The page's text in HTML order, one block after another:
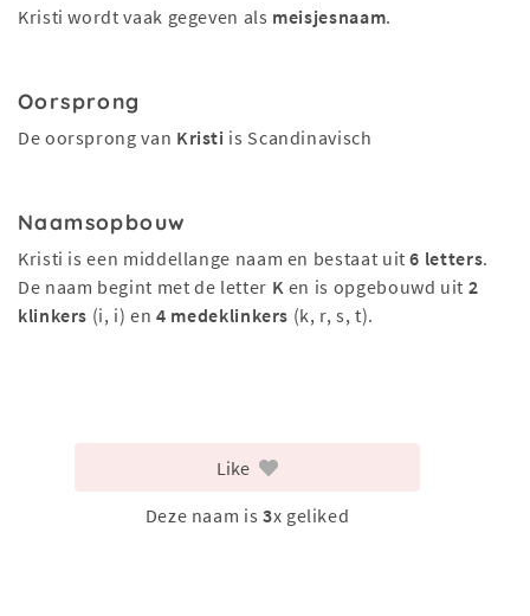
Kristi wordt vaak gegeven als meisjesnaam.
Oorsprong
De oorsprong van Kristi is Scandinavisch
Naamsopbouw
Kristi is een middellange naam en bestaat uit6 letters.
De naam begint met de letter K en is opgebouwd uit 2
klinkers (i, i) en4 medeklinkers (k, r, s, t).
Like
Deze naam is 3x geliked